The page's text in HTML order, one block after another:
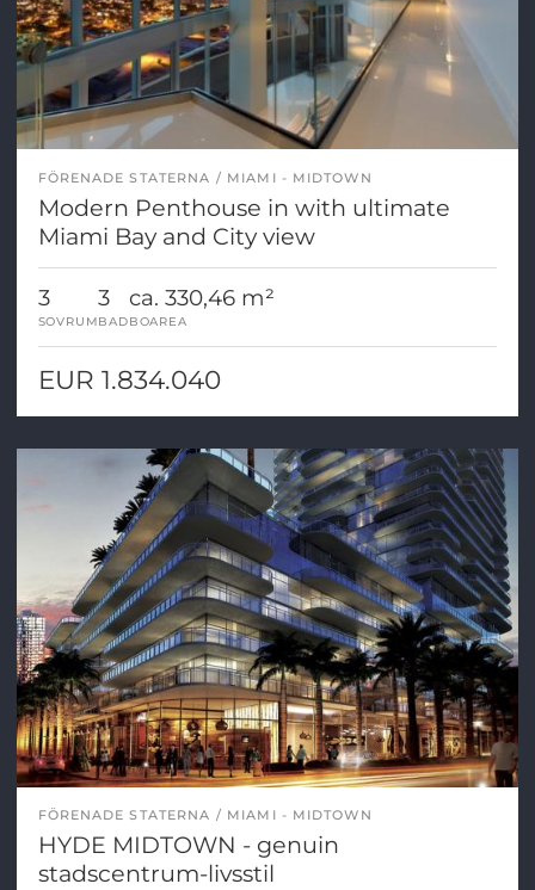
FÖRENADE STATERNA MIAMI - MIDTOWN
Modern Penthouse in with ultimate
Miami Bay and City view
3
SOVRUM
3
BAD
ca. 330,46 m²
BOAREA
EUR 1.834.040
FÖRENADE STATERNA MIAMI - MIDTOWN
HYDE MIDTOWN - genuin
stadscentrum-livsstil